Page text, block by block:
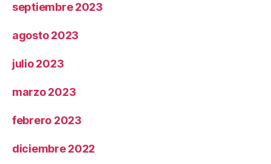
septiembre 2023
agosto 2023
julio 2023
marzo 2023
febrero 2023
diciembre 2022